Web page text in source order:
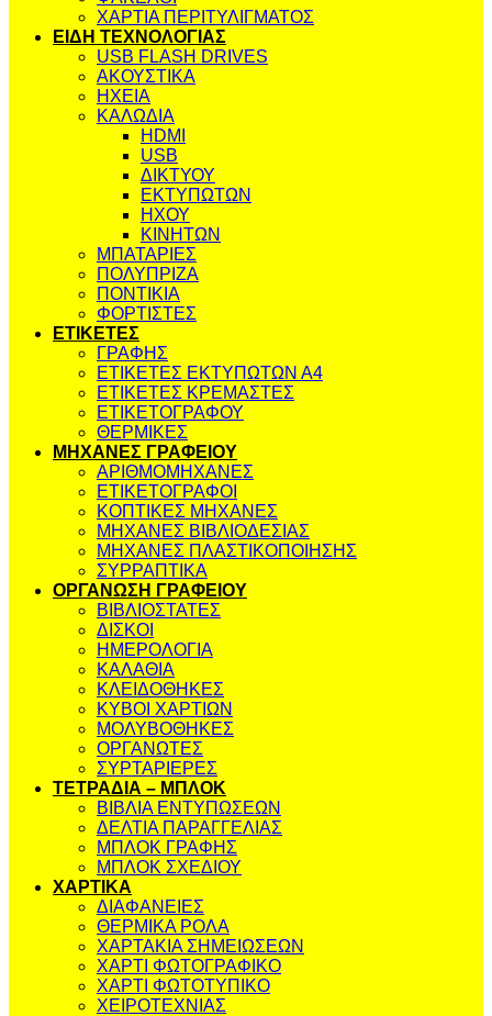
ΧΑΡΤΙΑ ΠΕΡΙΤΥΛΙΓΜΑΤΟΣ
ΕΙΔΗ ΤΕΧΝΟΛΟΓΙΑΣ
USB FLASH DRIVES
ΑΚΟΥΣΤΙΚΑ
ΗΧΕΙΑ
ΚΑΛΩΔΙΑ
HDMI
USB
ΔΙΚΤΥΟΥ
ΕΚΤΥΠΩΤΩΝ
ΗΧΟΥ
ΚΙΝΗΤΩΝ
ΜΠΑΤΑΡΙΕΣ
ΠΟΛΥΠΡΙΖΑ
ΠΟΝΤΙΚΙΑ
ΦΟΡΤΙΣΤΕΣ
ΕΤΙΚΕΤΕΣ
ΓΡΑΦΗΣ
ΕΤΙΚΕΤΕΣ ΕΚΤΥΠΩΤΩΝ Α4
ΕΤΙΚΕΤΕΣ ΚΡΕΜΑΣΤΕΣ
ΕΤΙΚΕΤΟΓΡΑΦΟΥ
ΘΕΡΜΙΚΕΣ
ΜΗΧΑΝΕΣ ΓΡΑΦΕΙΟΥ
ΑΡΙΘΜΟΜΗΧΑΝΕΣ
ΕΤΙΚΕΤΟΓΡΑΦΟΙ
ΚΟΠΤΙΚΕΣ ΜΗΧΑΝΕΣ
ΜΗΧΑΝΕΣ ΒΙΒΛΙΟΔΕΣΙΑΣ
ΜΗΧΑΝΕΣ ΠΛΑΣΤΙΚΟΠΟΙΗΣΗΣ
ΣΥΡΡΑΠΤΙΚΑ
ΟΡΓΑΝΩΣΗ ΓΡΑΦΕΙΟΥ
ΒΙΒΛΙΟΣΤΑΤΕΣ
ΔΙΣΚΟΙ
ΗΜΕΡΟΛΟΓΙΑ
ΚΑΛΑΘΙΑ
ΚΛΕΙΔΟΘΗΚΕΣ
ΚΥΒΟΙ ΧΑΡΤΙΩΝ
ΜΟΛΥΒΟΘΗΚΕΣ
ΟΡΓΑΝΩΤΕΣ
ΣΥΡΤΑΡΙΕΡΕΣ
ΤΕΤΡΑΔΙΑ – ΜΠΛΟΚ
ΒΙΒΛΙΑ ΕΝΤΥΠΩΣΕΩΝ
ΔΕΛΤΙΑ ΠΑΡΑΓΓΕΛΙΑΣ
ΜΠΛΟΚ ΓΡΑΦΗΣ
ΜΠΛΟΚ ΣΧΕΔΙΟΥ
ΧΑΡΤΙΚΑ
ΔΙΑΦΑΝΕΙΕΣ
ΘΕΡΜΙΚΑ ΡΟΛΑ
ΧΑΡΤΑΚΙΑ ΣΗΜΕΙΩΣΕΩΝ
ΧΑΡΤΙ ΦΩΤΟΓΡΑΦΙΚΟ
ΧΑΡΤΙ ΦΩΤΟΤΥΠΙΚΟ
ΧΕΙΡΟΤΕΧΝΙΑΣ